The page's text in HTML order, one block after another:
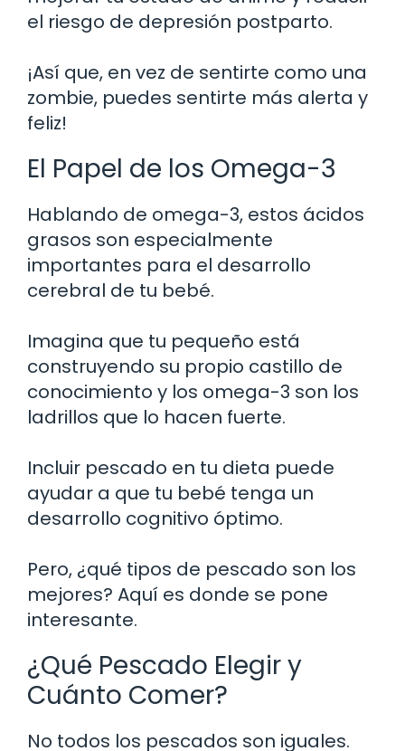
el riesgo de depresión postparto.
¡Así que, en vez de sentirte como una
zombie, puedes sentirte más alerta y
feliz!
El Papel de los Omega-3
Hablando de omega-3, estos ácidos
grasos son especialmente
importantes para el desarrollo
cerebral de tu bebé.
Imagina que tu pequeño está
construyendo su propio castillo de
conocimiento y los omega-3 son los
ladrillos que lo hacen fuerte.
Incluir pescado en tu dieta puede
ayudar a que tu bebé tenga un
desarrollo cognitivo óptimo.
Pero, ¿qué tipos de pescado son los
mejores? Aquí es donde se pone
interesante.
¿Qué Pescado Elegir y
Cuánto Comer?
No todos los pescados son iguales.